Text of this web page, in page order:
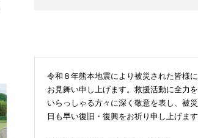
令和８年熊本地震により被災された皆様
お見舞い申し上げます。救援活動に全力
いらっしゃる方々に深く敬意を表し、被
日も早い復旧・復興をお祈り申し上げます